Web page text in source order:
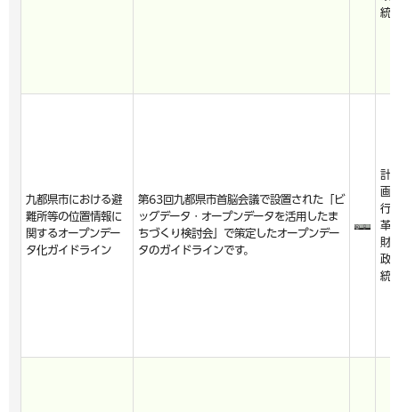
統
九都県市における避
難所等の位置情報に
関するオープンデー
タ化ガイドライン
第63回九都県市首脳会議で設置された「ビ
ッグデータ・オープンデータを活用したま
ちづくり検討会」で策定したオープンデー
タのガイドラインです。
計
画
行
革
財
政
統